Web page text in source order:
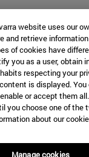
website uses our
and retrieve
of cookies have
you as a user, obtain
respecting your
is displayed.
or accept them
you choose one of the
about our
Manage cookies